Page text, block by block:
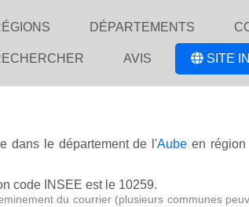
DÉPARTEMENTS
AVIS SITE
dans le département de l'Aube en
code INSEE est le 10259.
du courrier (plusieurs communes